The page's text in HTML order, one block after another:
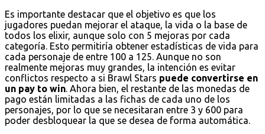
Es importante destacar que el objetivo es que los
jugadores puedan mejorar el ataque, la vida o la base de
todos los elixir, aunque solo con 5 mejoras por cada
categoría. Esto permitiría obtener estadísticas de vida para
cada personaje de entre 100 a 125. Aunque no son
realmente mejoras muy grandes, la intención es evitar
conflictos respecto a si Brawl Stars puede convertirse en
un pay to win . Ahora bien, el restante de las monedas de
pago están limitadas a las fichas de cada uno de los
personajes, por lo que se necesitaran entre 3 y 600 para
poder desbloquear la que se desea de forma automática.